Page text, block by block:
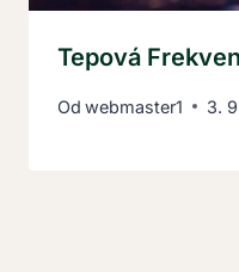
Tepová
Od webmaster1 3.